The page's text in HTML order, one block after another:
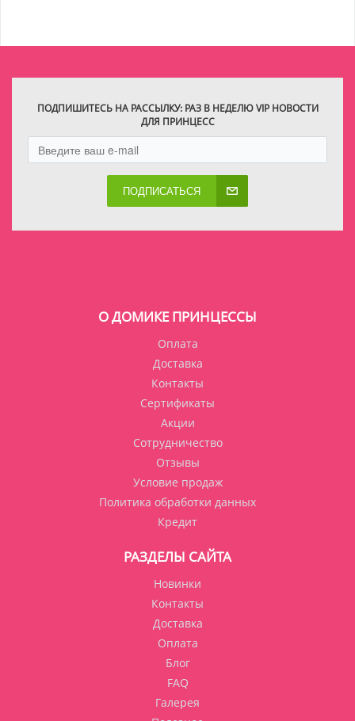
ПОДПИШИТЕСЬ НА РАССЫЛКУ: РАЗ В НЕДЕЛЮ VIP НОВОСТИ
ДЛЯ ПРИНЦЕСС
ПОДПИСАТЬСЯ
О ДОМИКЕ ПРИНЦЕССЫ
Оплата
Доставка
Контакты
Сертификаты
Акции
Сотрудничество
Отзывы
Условие продаж
Политика обработки данных
Кредит
РАЗДЕЛЫ САЙТА
Новинки
Контакты
Доставка
Оплата
Блог
FAQ
Галерея